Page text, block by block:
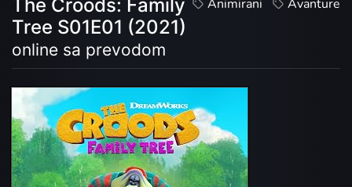
Animirani Avanture
The Croods: Family
Tree S01E01 (2021)
online sa prevodom